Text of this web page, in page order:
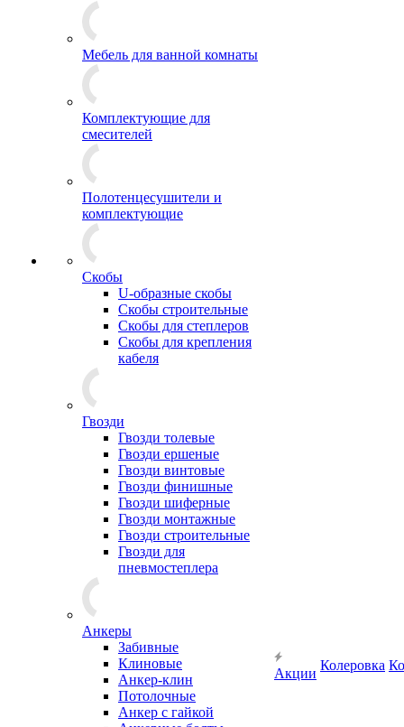
Мебель для ванной комнаты
Комплектующие для
смесителей
Полотенцесушители и
комплектующие
Скобы
U-образные скобы
Скобы строительные
Скобы для степлеров
Скобы для крепления
кабеля
Гвозди
Гвозди толевые
Гвозди ершеные
Гвозди винтовые
Гвозди финишные
Гвозди шиферные
Гвозди монтажные
Гвозди строительные
Гвозди для
пневмостеплера
Анкеры
Забивные
Клиновые
Анкер-клин
Потолочные
Анкер с гайкой
Акции
Колеровка